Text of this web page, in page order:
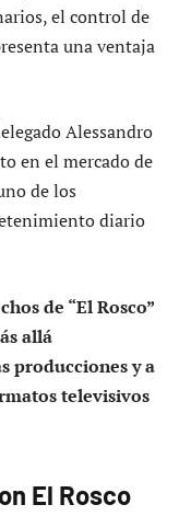
el control de
una ventaja
Alessandro
en el mercado de
de los
diario
de “El Rosco”
allá
producciones y a
televisivos
El Rosco